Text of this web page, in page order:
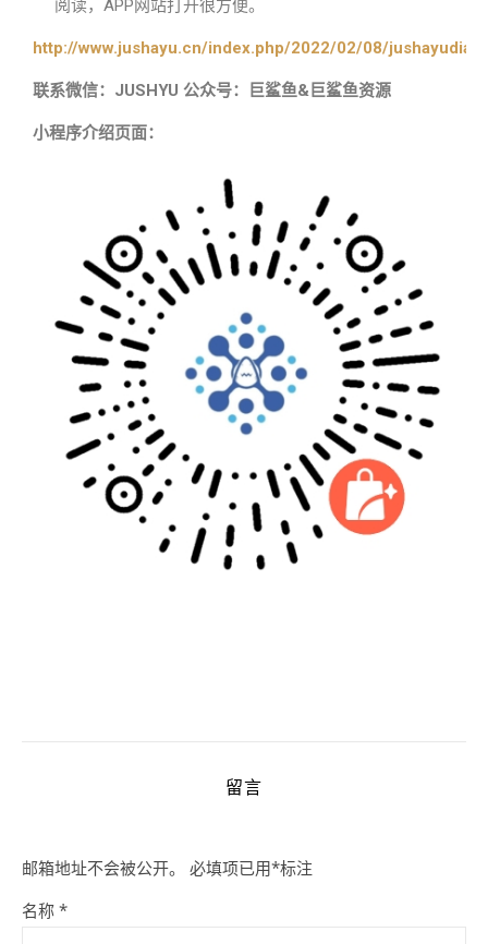
阅读，APP网站打开很方便。
http://www.jushayu.cn/index.php/2022/02/08/
联系微信：JUSHYU 公众号：巨鲨鱼&巨鲨鱼资源
小程序介绍页面：
留言
邮箱地址不会被公开。 必填项已用*标注
名称 *